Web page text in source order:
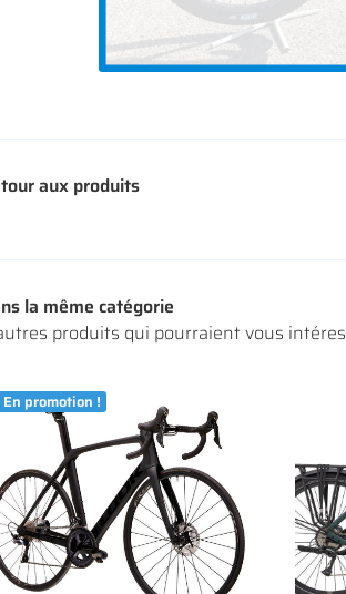
aux produits
la même catégorie
produits qui pourraient vous
En promotion !